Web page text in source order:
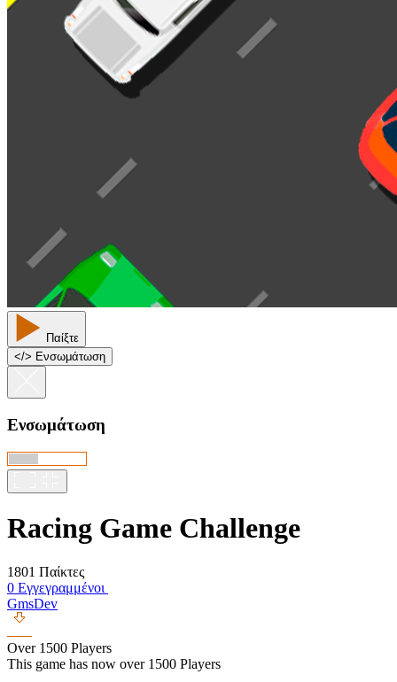
Παίξτε
</> Ενσωμάτωση
Ενσωμάτωση
Racing Game Challenge
1801 Παίκτες
0 Εγγεγραμμένοι
GmsDev
Over 1500 Players
This game has now over 1500 Players